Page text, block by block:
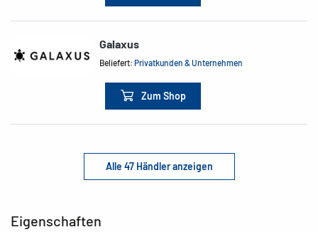
Galaxus
Beliefert:Privatkunden & Unternehmen
Zum Shop
Alle 47 Händler anzeigen
Eigenschaften